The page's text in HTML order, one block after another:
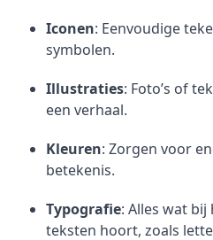
Iconen: Eenvoudige
symbolen.
Illustraties: Foto’s of
een verhaal.
Kleuren: Zorgen voor
betekenis.
Typografie: Alles wat
teksten hoort, zoals